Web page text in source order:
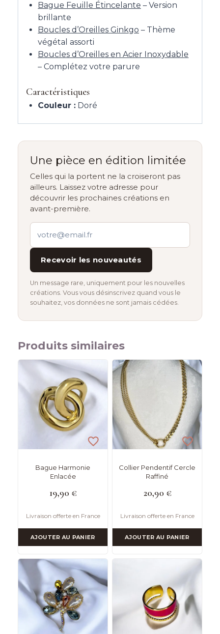
Bague Feuille Étincelante – Version
brillante
Boucles d’Oreilles Ginkgo – Thème
végétal assorti
Boucles d’Oreilles en Acier Inoxydable
– Complétez votre parure
Caractéristiques
Couleur : Doré
Une pièce en édition limitée
Celles qui la portent ne la croiseront pas
ailleurs. Laissez votre adresse pour
découvrir les prochaines créations en
avant-première.
Recevoir les nouveautés
Un message rare, uniquement pour les nouvelles
créations. Vous vous désinscrivez quand vous le
souhaitez, vos données ne sont jamais cédées.
Produits similaires
Bague Harmonie
Enlacée
19,90 €
Livraison offerte en France
AJOUTER AU PANIER
Collier Pendentif Cercle
Raffiné
20,90 €
Livraison offerte en France
AJOUTER AU PANIER